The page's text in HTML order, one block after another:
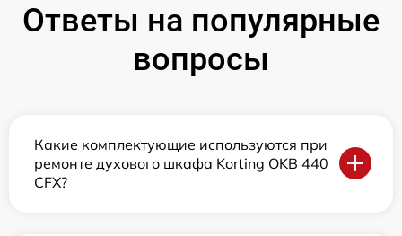
Ответы на популярные
вопросы
Какие комплектующие используются при
ремонте духового шкафа Korting OKB 440
CFX?